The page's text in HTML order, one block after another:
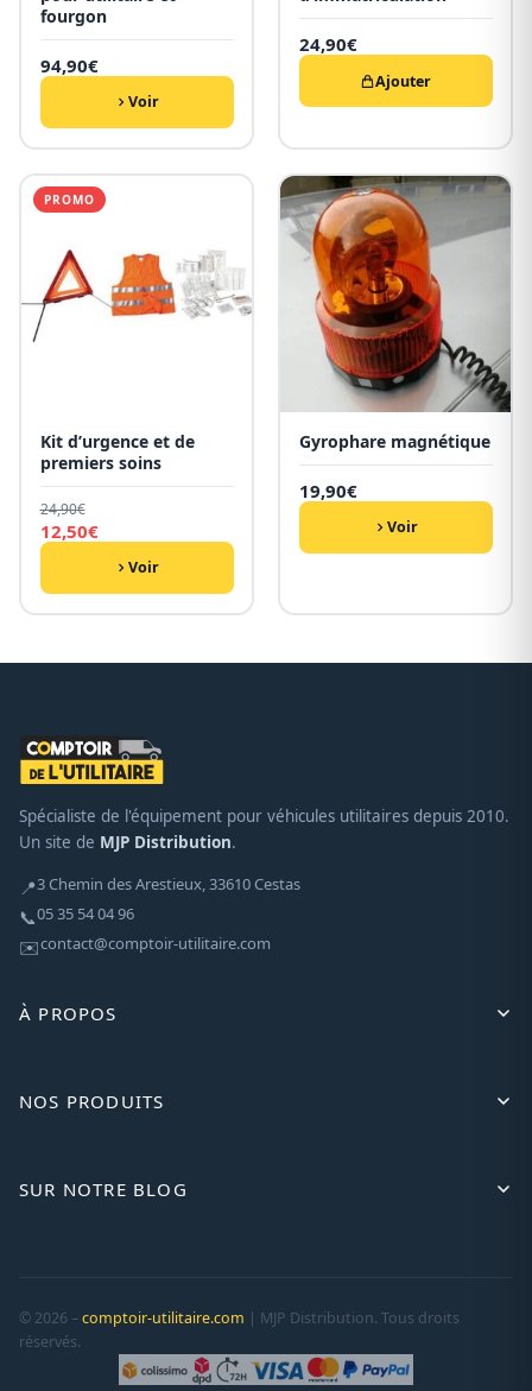
fourgon
94,90€
Voir
24,90€
Ajouter
PROMO
Kit d’urgence et de
premiers soins
24,90€
Le
prix
24,90€.
12,50€
Le
est :
12,50€.
Voir
Gyrophare magnétique
19,90€
Voir
Spécialiste de l'équipement pour véhicules utilitaires depuis 2010.
Un site de MJP Distribution.
📍3 Chemin des Arestieux, 33610 Cestas
📞05 35 54 04 96
✉️contact@comptoir-utilitaire.com
À PROPOS
NOS PRODUITS
SUR NOTRE BLOG
© 2026 –comptoir-utilitaire.com | MJP Distribution. Tous droits
réservés.